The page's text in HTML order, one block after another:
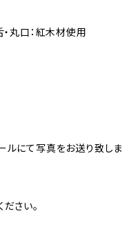
・丸口：紅木材使用
ルにて写真をお送り致しま
さい。